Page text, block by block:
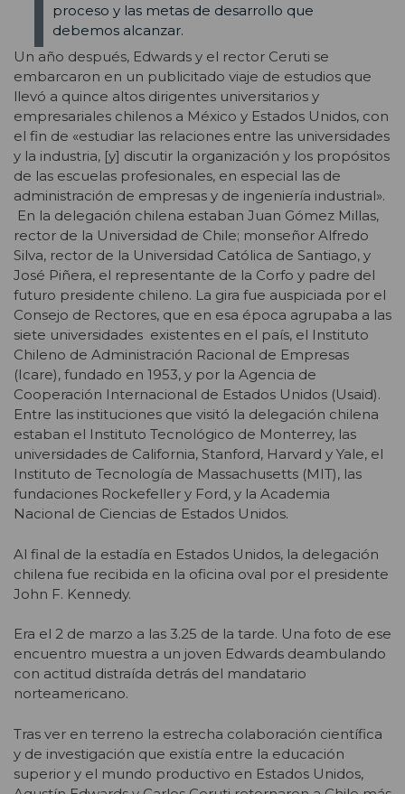
proceso y las metas de desarrollo que
debemos alcanzar.
Un año después, Edwards y el rector Ceruti se
embarcaron en un publicitado viaje de estudios que
llevó a quince altos dirigentes universitarios y
empresariales chilenos a México y Estados Unidos, con
el fin de «estudiar las relaciones entre las universidades
y la industria, [y] discutir la organización y los propósitos
de las escuelas profesionales, en especial las de
administración de empresas y de ingeniería industrial».
En la delegación chilena estaban Juan Gómez Millas,
rector de la Universidad de Chile; monseñor Alfredo
Silva, rector de la Universidad Católica de Santiago, y
José Piñera, el representante de la Corfo y padre del
futuro presidente chileno. La gira fue auspiciada por el
Consejo de Rectores, que en esa época agrupaba a las
siete universidades existentes en el país, el Instituto
Chileno de Administración Racional de Empresas
(Icare), fundado en 1953, y por la Agencia de
Cooperación Internacional de Estados Unidos (Usaid).
Entre las instituciones que visitó la delegación chilena
estaban el Instituto Tecnológico de Monterrey, las
universidades de California, Stanford, Harvard y Yale, el
Instituto de Tecnología de Massachusetts (MIT), las
fundaciones Rockefeller y Ford, y la Academia
Nacional de Ciencias de Estados Unidos.
Al final de la estadía en Estados Unidos, la delegación
chilena fue recibida en la oficina oval por el presidente
John F. Kennedy.
Era el 2 de marzo a las 3.25 de la tarde. Una foto de ese
encuentro muestra a un joven Edwards deambulando
con actitud distraída detrás del mandatario
norteamericano.
Tras ver en terreno la estrecha colaboración científica
y de investigación que existía entre la educación
superior y el mundo productivo en Estados Unidos,